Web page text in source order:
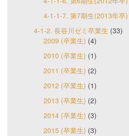
4-1-1-7. 第7期生(2013年卒)
4-1-2. 長谷川ゼミ卒業生 (33)
2009 (卒業生) (4)
2010 (卒業生) (1)
2011 (卒業生) (2)
2012 (卒業生) (1)
2013 (卒業生) (2)
2014 (卒業生) (3)
2015 (卒業生) (3)